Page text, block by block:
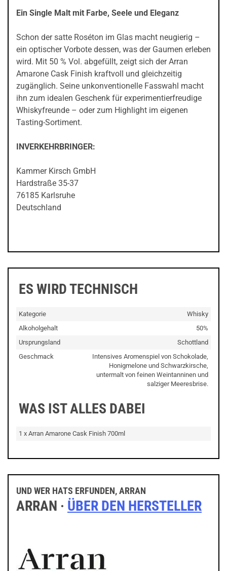
Ein Single Malt mit Farbe, Seele und Eleganz
Schon der satte Roséton im Glas macht neugierig –
ein optischer Vorbote dessen, was der Gaumen erleben
wird. Mit 50 % Vol. abgefüllt, zeigt sich der Arran
Amarone Cask Finish kraftvoll und gleichzeitig
zugänglich. Seine unkonventionelle Fasswahl macht
ihn zum idealen Geschenk für experimentierfreudige
Whiskyfreunde – oder zum Highlight im eigenen
Tasting-Sortiment.
INVERKEHRBRINGER:
Kammer Kirsch GmbH
Hardstraße 35-37
76185 Karlsruhe
Deutschland
ES WIRD TECHNISCH
Kategorie
Whisky
Alkoholgehalt
50%
Ursprungsland
Schottland
Geschmack
Intensives Aromenspiel von Schokolade,
Honigmelone und Schwarzkirsche,
untermalt von feinen Weintanninen und
salziger Meeresbrise.
WAS IST ALLES DABEI
1 x Arran Amarone Cask Finish 700ml
UND WER HATS ERFUNDEN, ARRAN
ARRAN · ÜBER DEN HERSTELLER